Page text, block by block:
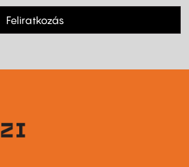
Feliratkozás